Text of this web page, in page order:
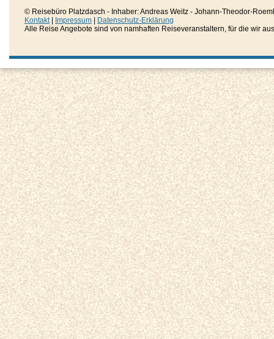
© Reisebüro Platzdasch - Inhaber: Andreas Weitz - Johann-Theodor-
Kontakt| Impressum
Datenschutz-Erklärung
Alle Reise Angebote sind von namhaften Reiseveranstaltern, für die wir